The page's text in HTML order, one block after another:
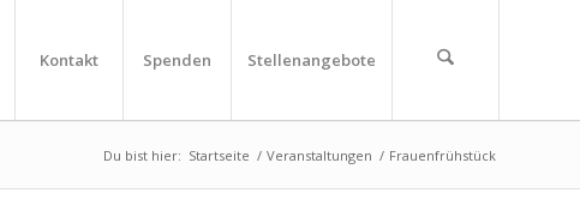
Kontakt Spenden Stellenangebote
Du bist hier: Startseite / Veranstaltungen / Frauenfrühstück